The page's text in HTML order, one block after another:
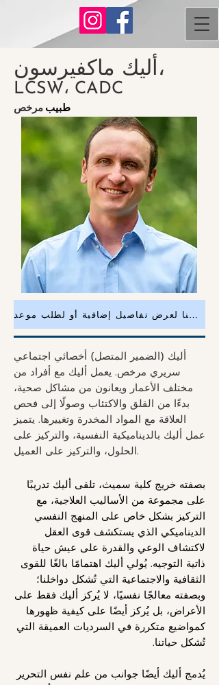
أليك ماكفيرسون،
LCSW، CADC
طبيب مرخص
أليك (الضمير المتصل) أخصائي اجتماعي
سريري مرخص. يعمل أليك مع أفراد من
مختلف الأعمار ويعانون من مشاكل صحية،
بدءًا من القلق والاكتئاب وصولًا إلى فحص
العلاقة مع المواد المخدرة وتغييرها. يتميز
عمل أليك بالديناميكية النفسية، والتركيز على
الحلول، والتركيز على العميل.
بصفته خريج كلية سميث، تلقى أليك تدريبًا
على مجموعة من الأساليب العلاجية، مع
التركيز بشكل خاص على المنهج النفسي
الديناميكي الذي يستكشف قوى العقل
لاكتشاف الوعي والقدرة على عيش حياة
ذاتية التوجيه. يُولي أليك اهتمامًا بالغًا للقوى
الثقافية والاجتماعية التي تُشكل دواخلنا؛
وبصفته معالجًا نفسيًا، لا يُركز أليك فقط على
الأعراض، بل يُركز أيضًا على كيفية ظهورها
كمواضيع متكررة في السرديات العميقة التي
تُشكل حياتنا.
يُدمج أليك أيضًا جوانب من علم نفس التحرير